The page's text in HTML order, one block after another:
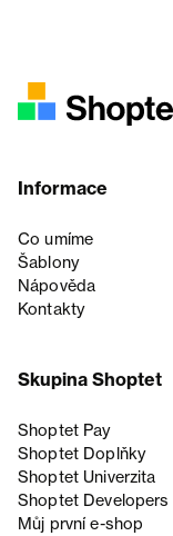
Informace
Co umíme
Šablony
Nápověda
Kontakty
Skupina Shoptet
Shoptet Pay
Shoptet Doplňky
Shoptet Univerzita
Shoptet Developers
Můj první e-shop